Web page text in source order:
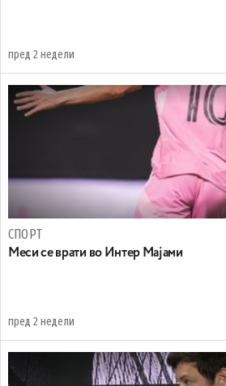
пред 2 недели
СПОРТ
Meси се врати во Интер Мајами
пред 2 недели